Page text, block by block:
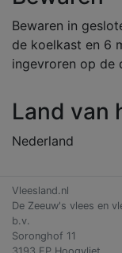
Bewaren in
de koelkast en 6
ingevroren op de
Land van
Nederland
Vleesland.nl
De Zeeuw's vlees en
b.v.
Soronghof 11